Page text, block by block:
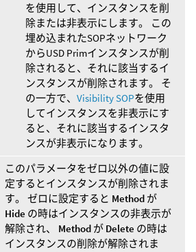
を使用して、インスタンスを削
除または非表示にします。 この
埋め込まれたSOPネットワーク
からUSD Primインスタンスが削
除されると、それに該当するイ
ンスタンスが削除されます。 そ
の一方で、 Visibility SOPを使用
してインスタンスを非表示にす
ると、それに該当するインスタ
ンスが非表示になります。
このパラメータをゼロ以外の値に設
定するとインスタンスが削除されま
す。 ゼロに設定すると Method が
Hide の時はインスタンスの非表示が
解除され、 Method が Delete の時は
インスタンスの削除が解除されま